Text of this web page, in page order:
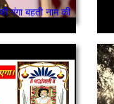
गंगा बहती नाम की